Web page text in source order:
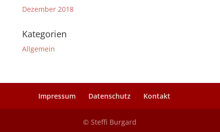
Dezember 2018
Kategorien
Allgemein
Impressum Datenschutz Kontakt
© Steffi Burgard